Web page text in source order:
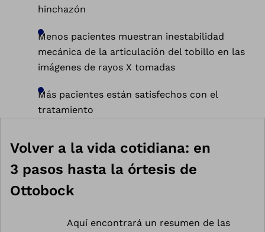
hinchazón
Menos pacientes muestran inestabilidad
mecánica de la articulación del tobillo en las
imágenes de rayos X tomadas
Más pacientes están satisfechos con el
tratamiento
Volver a la vida cotidiana: en
3 pasos hasta la órtesis de
Ottobock
Aquí encontrará un resumen de las